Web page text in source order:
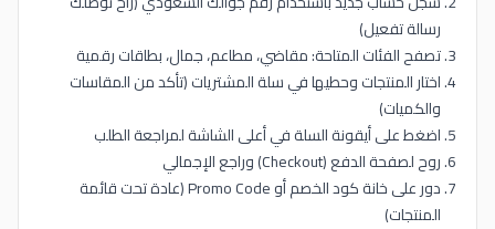
رسالة تفعيل)
تصفح الفئات المتاحة: مقاضي، مطاعم، جمال، بطاقات رقمية
اختار المنتجات وحطيها في سلة المشتريات (تأكد من المقاسات
والكميات)
اضغط على أيقونة السلة في أعلى الشاشة لمراجعة الطلب
روح لصفحة الدفع (Checkout) وراجع الإجمالي
دور على خانة كود الخصم أو Promo Code (عادة تحت قائمة
المنتجات)